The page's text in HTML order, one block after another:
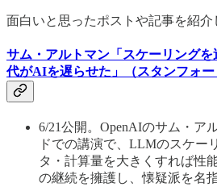
面白いと思ったポストや記事を紹介
サム・アルトマン「スケーリング
代がAIを遅らせた」（スタンフォー
6/21公開。OpenAIのサム・ア
ドでの講演で、LLMのスケー
タ・計算量を大きくすれば性
の継続を擁護し、懐疑派を名